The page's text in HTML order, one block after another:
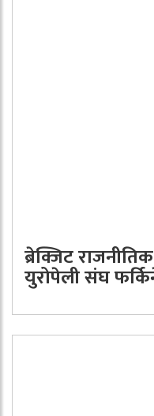
ब्रेक्जिट
युरोपेली संघ